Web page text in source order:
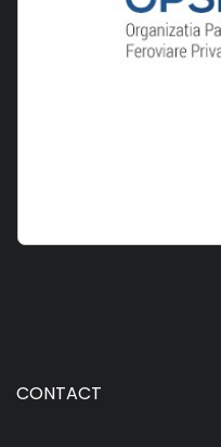
CONTACT